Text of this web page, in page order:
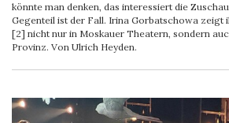
könnte man denken, das interessiert die
Gegenteil ist der Fall. Irina Gorbatschowa zeigt
[2] nicht nur in Moskauer Theatern, sondern
Provinz. Von Ulrich Heyden.